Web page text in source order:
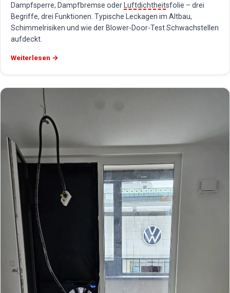
Dampfsperre, Dampfbremse oder Luftdichtheitsfolie – drei
Begriffe, drei Funktionen. Typische Leckagen im Altbau,
Schimmelrisiken und wie der Blower-Door-Test Schwachstellen
aufdeckt.
Weiterlesen →